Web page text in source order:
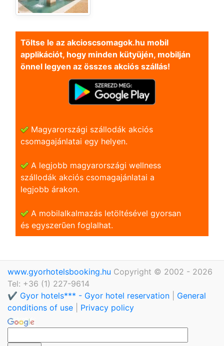
Töltse le az akcioscsomagok.hu mobil
applikációt, hogy minden kütyüjén, mobilján
önnel legyen az összes akciós szállás!
Magyarországi szállodák akciós
csomagajánlatai egy helyen.
A legjobb magyarországi wellness
szállodák akciós csomagajánlatai a
legjobb árakon.
A mobilalkalmazás letöltésével gyorsan
és egyszerũen foglalhat.
www.gyorhotelsbooking.hu Copyright © 2002 - 2026
Tel: +36 (1) 227-9614
✔️ Gyor hotels*** - Gyor hotel reservation
General
conditions of use
Privacy policy